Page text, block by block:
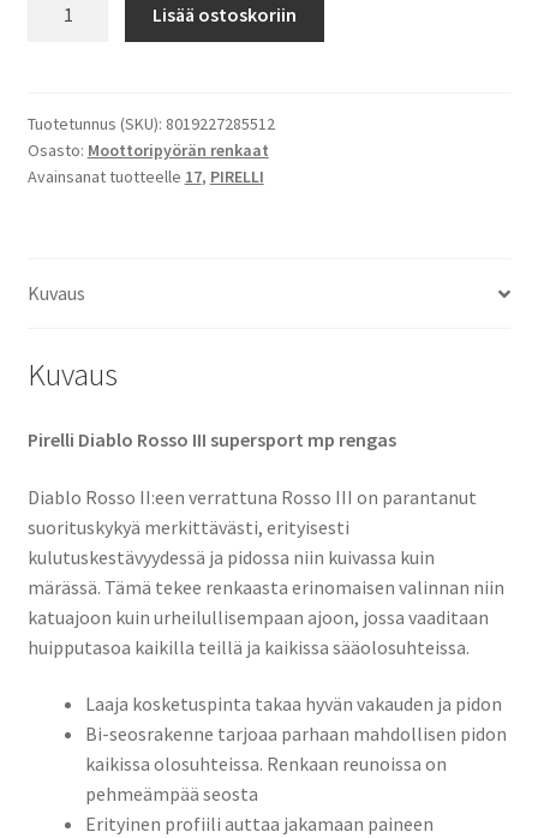
150/60
R
17
määrä
Lisää ostoskoriin
Tuotetunnus (SKU): 8019227285512
Osasto: Moottoripyörän renkaat
Avainsanat tuotteelle 17, PIRELLI
Kuvaus
Kuvaus
Pirelli Diablo Rosso III supersport mp rengas
Diablo Rosso II:een verrattuna Rosso III on parantanut
suorituskykyä merkittävästi, erityisesti
kulutuskestävyydessä ja pidossa niin kuivassa kuin
märässä. Tämä tekee renkaasta erinomaisen valinnan niin
katuajoon kuin urheilullisempaan ajoon, jossa vaaditaan
huipputasoa kaikilla teillä ja kaikissa sääolosuhteissa.
Laaja kosketuspinta takaa hyvän vakauden ja pidon
Bi-seosrakenne tarjoaa parhaan mahdollisen pidon
kaikissa olosuhteissa. Renkaan reunoissa on
pehmeämpää seosta
Erityinen profiili auttaa jakamaan paineen